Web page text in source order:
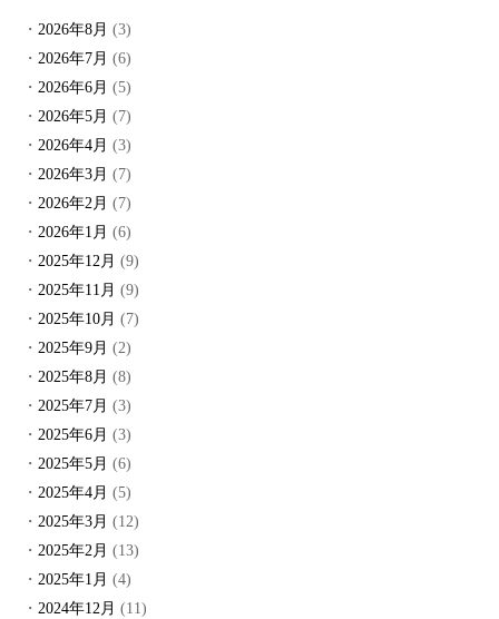
2026年8月 (3)
2026年7月 (6)
2026年6月 (5)
2026年5月 (7)
2026年4月 (3)
2026年3月 (7)
2026年2月 (7)
2026年1月 (6)
2025年12月 (9)
2025年11月 (9)
2025年10月 (7)
2025年9月 (2)
2025年8月 (8)
2025年7月 (3)
2025年6月 (3)
2025年5月 (6)
2025年4月 (5)
2025年3月 (12)
2025年2月 (13)
2025年1月 (4)
2024年12月 (11)